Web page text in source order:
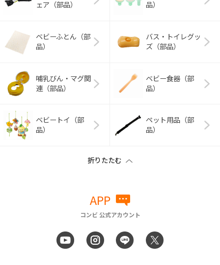
ェア（部品）
品）
ベビーふとん（部
品）
バス・トイレグッ
ズ（部品）
哺乳びん・マグ関
連（部品）
ベビー食器（部
品）
ベビートイ（部
品）
ペット用品（部
品）
APP
コンビ 公式アカウント